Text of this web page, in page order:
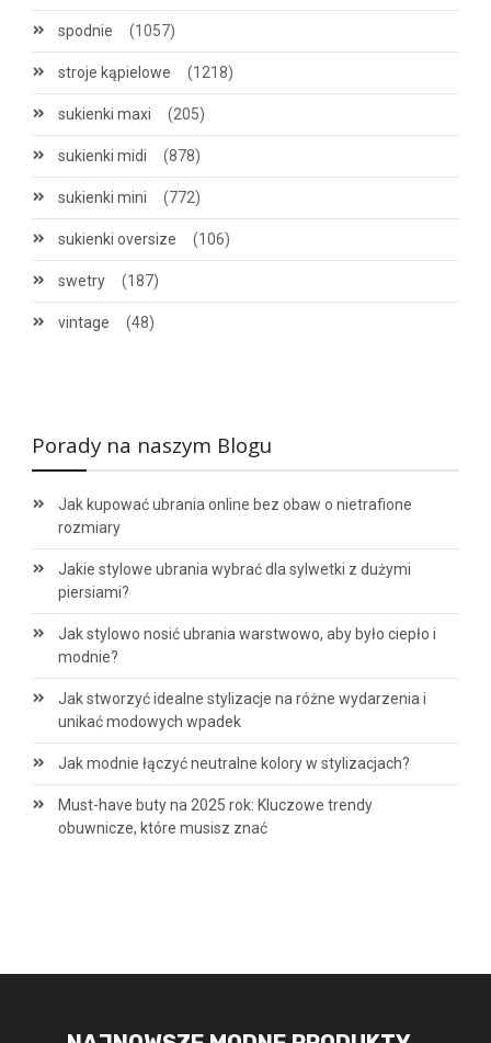
spodnie (1057)
stroje kąpielowe (1218)
sukienki maxi (205)
sukienki midi (878)
sukienki mini (772)
sukienki oversize (106)
swetry (187)
vintage (48)
Porady na naszym Blogu
Jak kupować ubrania online bez obaw o nietrafione
rozmiary
Jakie stylowe ubrania wybrać dla sylwetki z dużymi
piersiami?
Jak stylowo nosić ubrania warstwowo, aby było ciepło i
modnie?
Jak stworzyć idealne stylizacje na różne wydarzenia i
unikać modowych wpadek
Jak modnie łączyć neutralne kolory w stylizacjach?
Must-have buty na 2025 rok: Kluczowe trendy
obuwnicze, które musisz znać